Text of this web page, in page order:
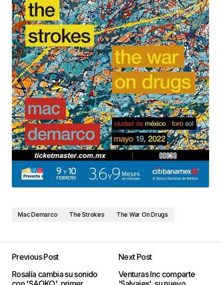
Mac Demarco The Strokes The War On Drugs
Previous Post
Rosalía cambia su sonido
Next Post
Venturas Inc comparte